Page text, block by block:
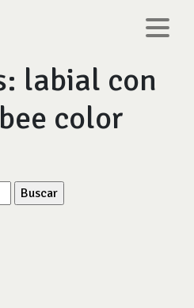
labial con
color